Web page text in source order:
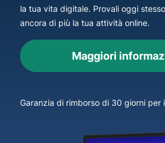
la tua vita digitale. Provali oggi
ancora di più la tua attività online.
Maggiori
Garanzia di rimborso di 30 giorni per